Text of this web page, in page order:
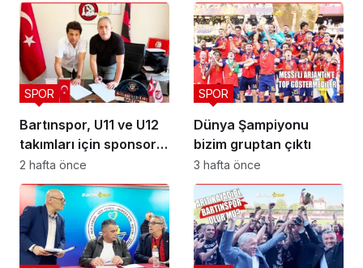
Bartınspor, U11 ve U12
takımları için sponsor
buldu
SPOR
2 hafta önce
Dünya Şampiyonu
bizim gruptan çıktı
SPOR
3 hafta önce